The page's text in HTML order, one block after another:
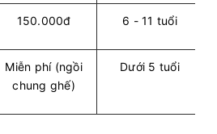
150.000đ 6 - 11 tuổi
Miễn phí (ngồi
chung ghế)
Dưới 5 tuổi